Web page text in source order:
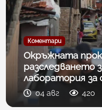
Коментари
Окръжната
разследването
лаборатория за
04 авг 420